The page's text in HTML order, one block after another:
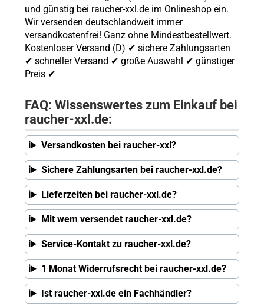
und günstig bei raucher-xxl.de im Onlineshop ein.
Wir versenden deutschlandweit immer
versandkostenfrei! Ganz ohne Mindestbestellwert.
Kostenloser Versand (D) ✔ sichere Zahlungsarten
✔ schneller Versand ✔ große Auswahl ✔ günstiger
Preis ✔
FAQ: Wissenswertes zum Einkauf bei
raucher-xxl.de:
Versandkosten bei raucher-xxl?
Sichere Zahlungsarten bei raucher-xxl.de?
Lieferzeiten bei raucher-xxl.de?
Mit wem versendet raucher-xxl.de?
Service-Kontakt zu raucher-xxl.de?
1 Monat Widerrufsrecht bei raucher-xxl.de?
Ist raucher-xxl.de ein Fachhändler?